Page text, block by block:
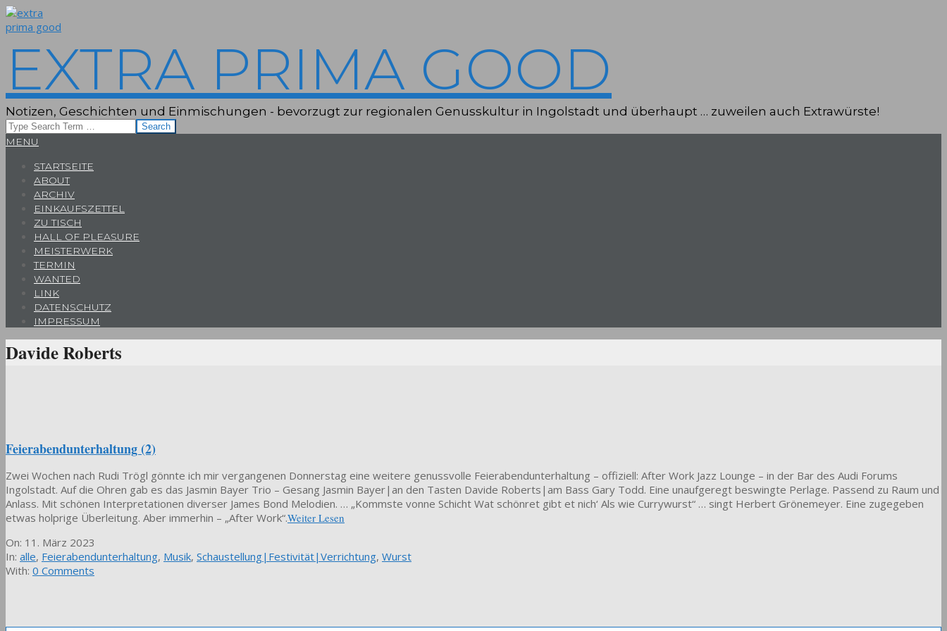
Skip
to
EXTRA PRIMA GOOD
Notizen, Geschichten und Einmischungen - bevorzugt zur regionalen Genusskultur in Ingolstadt und überhaupt … zuweilen auch Extrawürste!
Search
Primary
MENU
STARTSEITE
ABOUT
ARCHIV
EINKAUFSZETTEL
ZU TISCH
HALL OF PLEASURE
MEISTERWERK
TERMIN
WANTED
LINK
DATENSCHUTZ
IMPRESSUM
Davide Roberts
Feierabendunterhaltung (2)
Zwei Wochen nach Rudi Trögl gönnte ich mir vergangenen Donnerstag eine weitere genussvolle Feierabendunterhaltung – offiziell: After Work Jazz Lounge – in der Bar des Audi Forums
Ingolstadt. Auf die Ohren gab es das Jasmin Bayer Trio – Gesang Jasmin Bayer|an den Tasten Davide Roberts|am Bass Gary Todd. Eine unaufgeregt beswingte Perlage. Passend zu Raum und
Anlass. Mit schönen Interpretationen diverser James Bond Melodien. … „Kommste vonne Schicht Wat schönret gibt et nich‘ Als wie Currywurst“ … singt Herbert Grönemeyer. Eine zugegeben
etwas holprige Überleitung. Aber immerhin – „After Work“.Weiter Lesen
2023-
03-
11
On: 11. März 2023
In: alle, Feierabendunterhaltung, Musik, Schaustellung|Festivität|Verrichtung, Wurst
With: 0 Comments